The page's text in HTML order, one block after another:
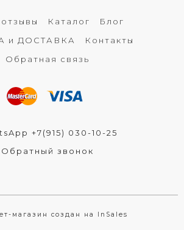
Каталог
Блог
и ДОСТАВКА
Контакты
Обратная связь
+7(915) 030-10-25
Обратный звонок
магазин создан на InSales